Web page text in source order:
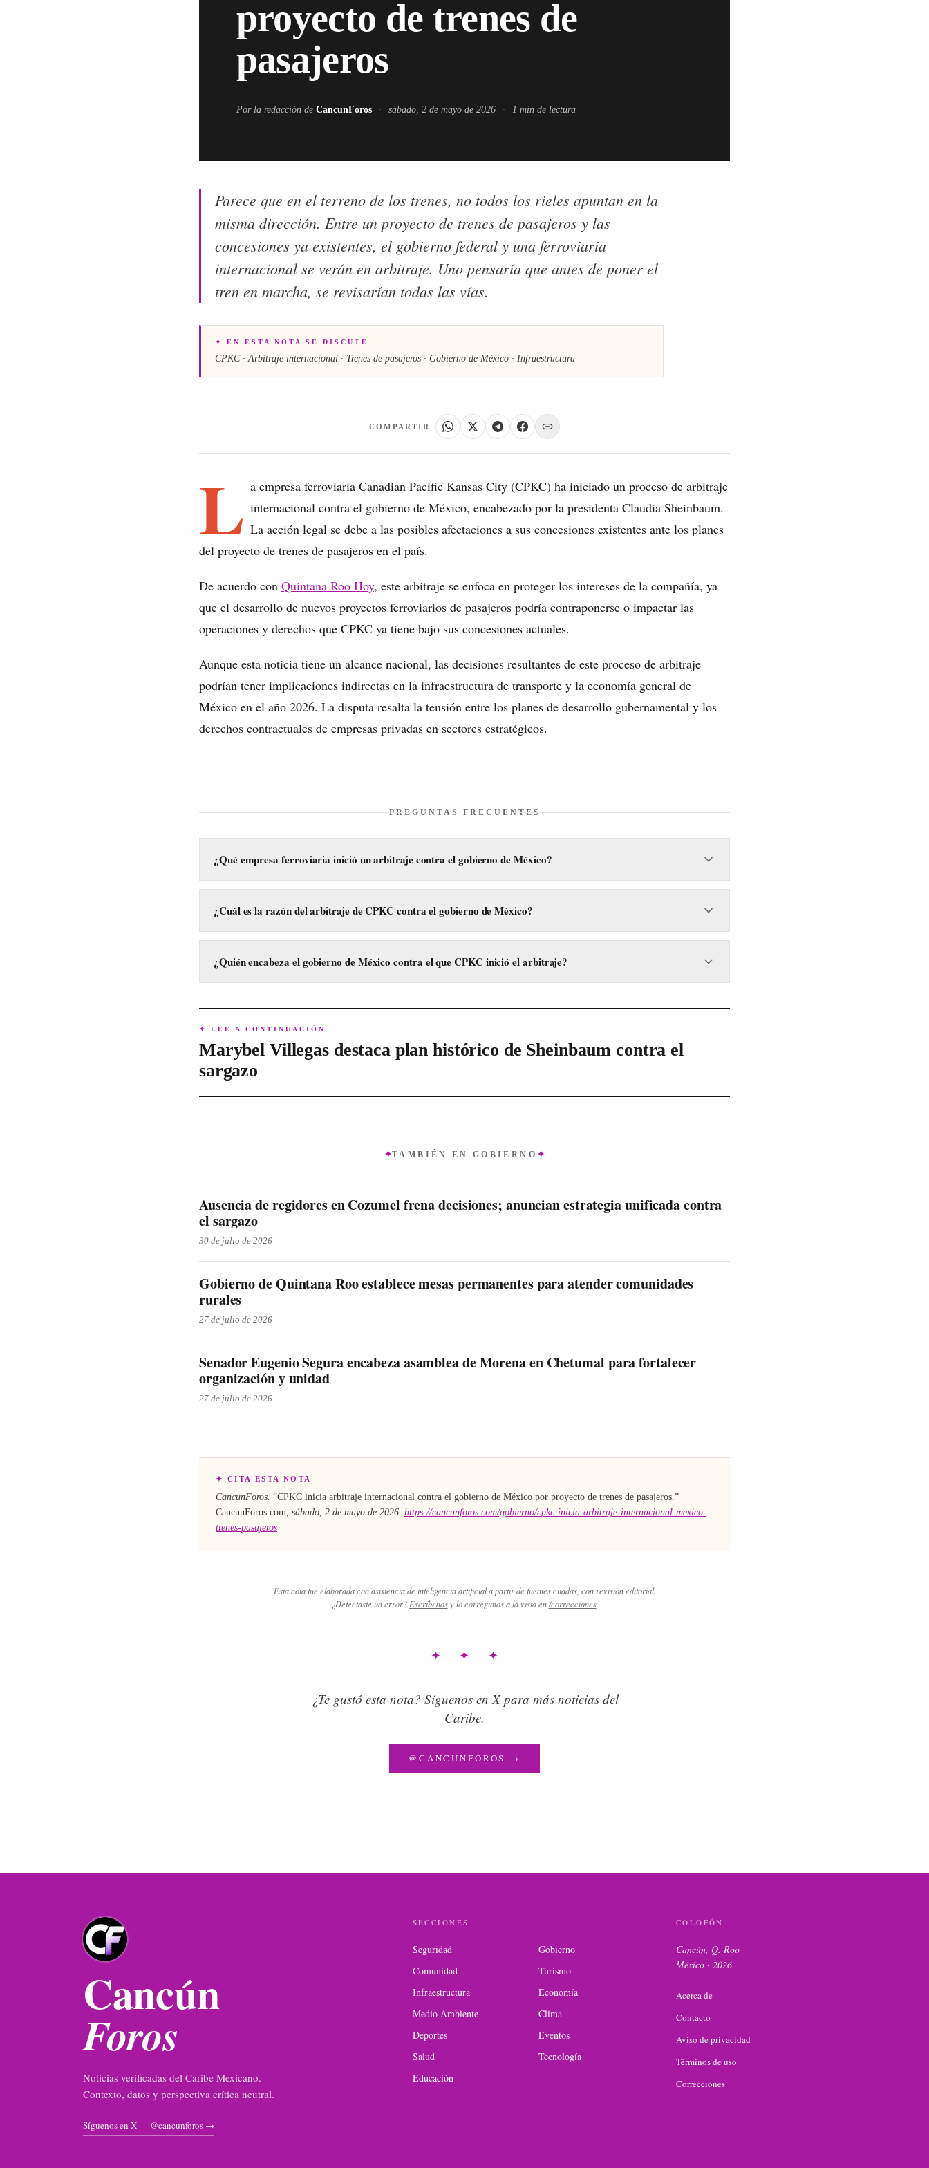
proyecto de trenes de
pasajeros
Por la redacción de CancunForos · sábado, 2 de mayo de 2026 · 1 min de lectura
Parece que en el terreno de los trenes, no todos los rieles apuntan en la
misma dirección. Entre un proyecto de trenes de pasajeros y las
concesiones ya existentes, el gobierno federal y una ferroviaria
internacional se verán en arbitraje. Uno pensaría que antes de poner el
tren en marcha, se revisarían todas las vías.
✦ EN ESTA NOTA SE DISCUTE
CPKC · Arbitraje internacional · Trenes de pasajeros · Gobierno de México · Infraestructura
COMPARTIR
L a empresa ferroviaria Canadian Pacific Kansas City (CPKC) ha iniciado un proceso de arbitraje
internacional contra el gobierno de México, encabezado por la presidenta Claudia Sheinbaum.
La acción legal se debe a las posibles afectaciones a sus concesiones existentes ante los planes
del proyecto de trenes de pasajeros en el país.
De acuerdo con Quintana Roo Hoy, este arbitraje se enfoca en proteger los intereses de la compañía, ya
que el desarrollo de nuevos proyectos ferroviarios de pasajeros podría contraponerse o impactar las
operaciones y derechos que CPKC ya tiene bajo sus concesiones actuales.
Aunque esta noticia tiene un alcance nacional, las decisiones resultantes de este proceso de arbitraje
podrían tener implicaciones indirectas en la infraestructura de transporte y la economía general de
México en el año 2026. La disputa resalta la tensión entre los planes de desarrollo gubernamental y los
derechos contractuales de empresas privadas en sectores estratégicos.
PREGUNTAS FRECUENTES
¿Qué empresa ferroviaria inició un arbitraje contra el gobierno de México?
La empresa ferroviaria Canadian Pacific Kansas City (CPKC) inició un proceso de arbitraje internacional contra el
gobierno de México.
¿Cuál es la razón del arbitraje de CPKC contra el gobierno de México?
CPKC inició el arbitraje por posibles afectaciones a sus concesiones debido al proyecto de trenes de pasajeros del
gobierno.
¿Quién encabeza el gobierno de México contra el que CPKC inició el arbitraje?
Sheinbaum en 2026.
✦ LEE A CONTINUACIÓN
Marybel Villegas destaca plan histórico de Sheinbaum contra el
sargazo
TAMBIÉN ENGOBIERNO
Ausencia de regidores en Cozumel frena decisiones; anuncian estrategia unificada contra
el sargazo
30 de julio de 2026
Gobierno de Quintana Roo establece mesas permanentes para atender comunidades
rurales
27 de julio de 2026
Senador Eugenio Segura encabeza asamblea de Morena en Chetumal para fortalecer
organización y unidad
27 de julio de 2026
✦ CITA ESTA NOTA
CancunForos. “CPKC inicia arbitraje internacional contra el gobierno de México por proyecto de trenes de pasajeros.”
CancunForos.com, sábado, 2 de mayo de 2026. https://cancunforos.com/gobierno/cpkc-inicia-arbitraje-internacional-mexico-
trenes-pasajeros
Esta nota fue elaborada con asistencia de inteligencia artificial a partir de fuentes citadas, con revisión editorial.
¿Detectaste un error? Escríbenos y lo corregimos a la vista en /correcciones.
✦ ✦ ✦
¿Te gustó esta nota? Síguenos en X para más noticias del
Caribe.
@CANCUNFOROS →
Cancún
Foros
Noticias verificadas del Caribe Mexicano.
Contexto, datos y perspectiva crítica neutral.
Síguenos en X — @cancunforos →
SECCIONES
Seguridad
Gobierno
Comunidad
Turismo
Infraestructura
Economía
Medio Ambiente
Clima
Deportes
Eventos
Salud
Tecnología
Educación
COLOFÓN
Cancún, Q. Roo
México · 2026
Acerca de
Contacto
Aviso de privacidad
Términos de uso
Correcciones